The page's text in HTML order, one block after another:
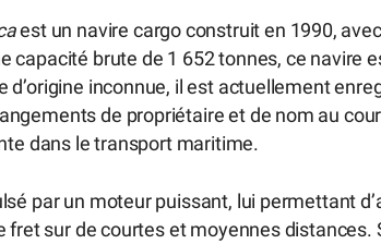
est un navire cargo construit en 1990,
capacité brute de 1 652 tonnes, ce navire
d’origine inconnue, il est actuellement
de propriétaire et de nom au
dans le transport maritime.
par un moteur puissant, lui permettant
fret sur de courtes et moyennes distances.